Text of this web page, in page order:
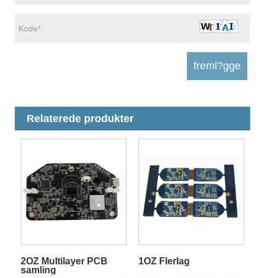
Relaterede produkter
2OZ Multilayer PCB
samling
1OZ Flerlag